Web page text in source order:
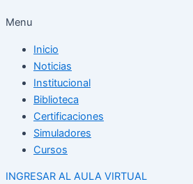
Menu
Inicio
Noticias
Institucional
Biblioteca
Certificaciones
Simuladores
Cursos
INGRESAR AL AULA VIRTUAL